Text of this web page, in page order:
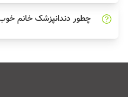
چطور دندانپزشک خانم